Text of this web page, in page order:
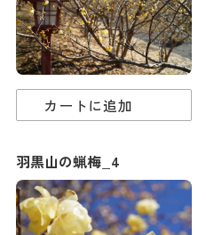
カートに追加
羽黒山の蝋梅_4